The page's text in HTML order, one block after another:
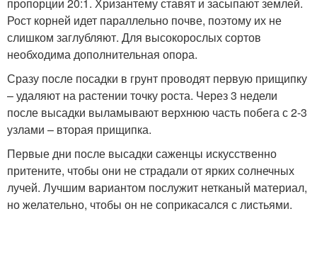
Рост корней идет параллельно почве, поэтому их не
слишком заглубляют. Для высокорослых сортов
необходима дополнительная опора.
Сразу после посадки в грунт проводят первую прищипку
– удаляют на растении точку роста. Через 3 недели
после высадки выламывают верхнюю часть побега с 2-3
узлами – вторая прищипка.
Первые дни после высадки саженцы искусственно
притените, чтобы они не страдали от ярких солнечных
лучей. Лучшим вариантом послужит нетканый материал,
но желательно, чтобы он не соприкасался с листьями.